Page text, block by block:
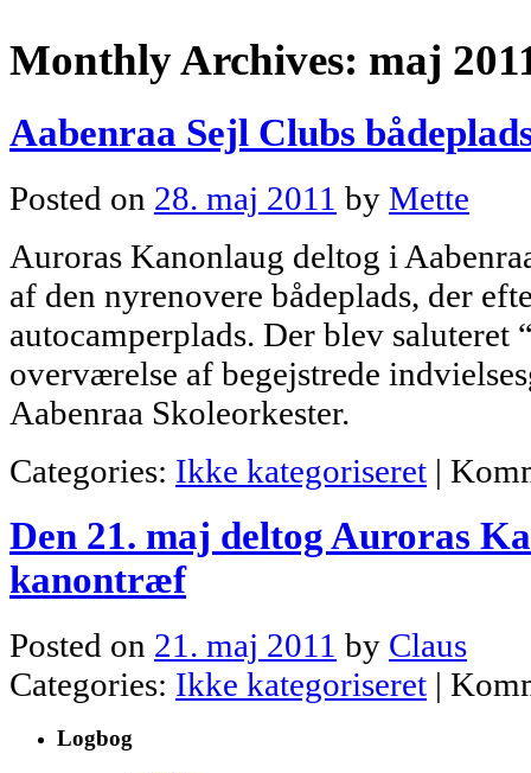
Monthly Archives: maj
Aabenraa Sejl Clubs
Posted on 28. maj 2011 by Mette
Auroras Kanonlaug deltog i
af den nyrenovere bådeplads, der
autocamperplads. Der blev saluteret
overværelse af begejstrede
Aabenraa Skoleorkester.
Categories: Ikke kategoriseret |
Den 21. maj deltog Auroras
kanontræf
Posted on 21. maj 2011 by Claus
Categories: Ikke kategoriseret |
Logbog